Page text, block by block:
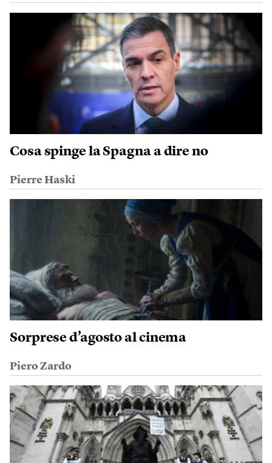
Cosa spinge la Spagna a dire no
Pierre Haski
Sorprese d’agosto al cinema
Piero Zardo